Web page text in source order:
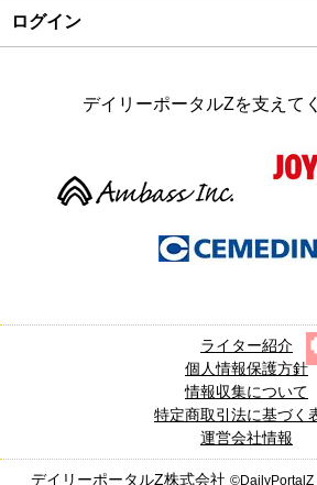
ログイン
デイリーポータルZを支えて
ライター紹介
個人情報保護方針
情報収集について
特定商取引法に基づく
運営会社情報
デイリーポータルZ株式会社 ©DailyPortalZ